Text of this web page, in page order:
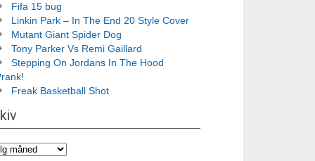
Fifa 15 bug
Linkin Park – In The End 20 Style Cover
Mutant Giant Spider Dog
Tony Parker Vs Remi Gaillard
Stepping On Jordans In The Hood
Freak Basketball Shot